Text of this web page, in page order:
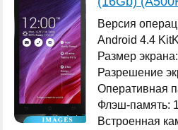
Версия
Android 4.4
Размер
Разрешение
Оперативная
Флэш-память:
Встроенная